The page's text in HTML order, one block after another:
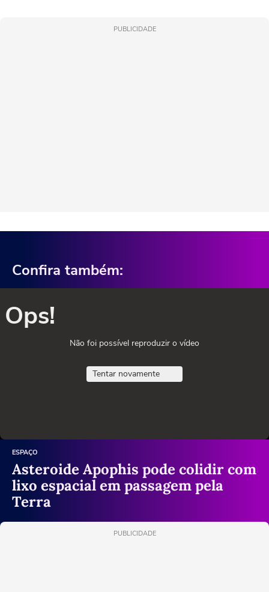
PUBLICIDADE
Confira também:
Ops!
Não foi possível reproduzir o vídeo
Tentar novamente
ESPAÇO
Asteroide Apophis pode colidir com
lixo espacial em passagem pela
Terra
PUBLICIDADE